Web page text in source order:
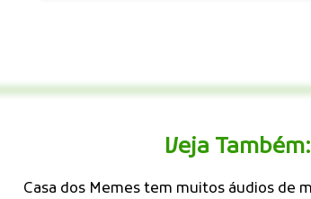
Veja
Casa dos Memes tem muitos áudios de